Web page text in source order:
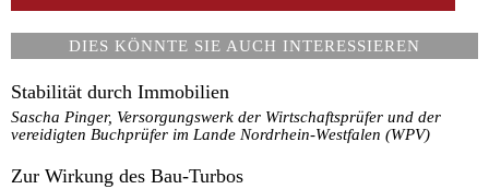
DIES KÖNNTE SIE AUCH INTERESSIEREN
Stabilität durch Immobilien
Sascha Pinger, Versorgungswerk der Wirtschaftsprüfer und der
vereidigten Buchprüfer im Lande Nordrhein-Westfalen (WPV)
Zur Wirkung des Bau-Turbos